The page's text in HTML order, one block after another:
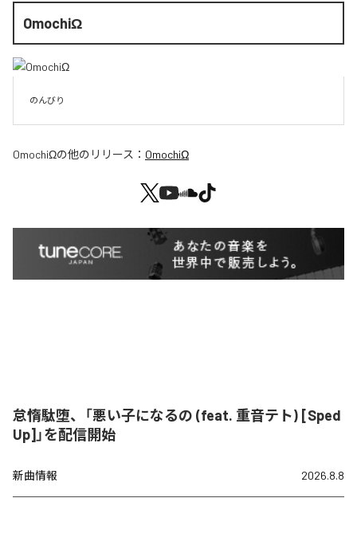
OmochiΩ
のんびり
OmochiΩの他のリリース： OmochiΩ
怠惰駄堕、「悪い子になるの (feat. 重音テト) [Sped
Up]」を配信開始
新曲情報 2026.8.8